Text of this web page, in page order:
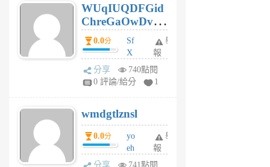
個
月
前
WUqIUQDFGid
ChreGaOwDv
dY0.0分
Sf
X
Pe
Jc
R
P
m
v
A
舉
報
分享
740點閱
0 評論/給分
1
wmdgtlznsl
0.0分
yo
eh
ld
舉
報
分享
741點閱